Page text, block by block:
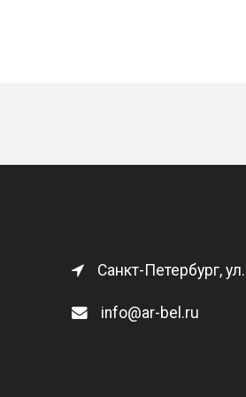
Санкт-Петербург,
info@ar-bel.ru